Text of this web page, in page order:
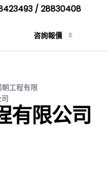
/ 28830408
咨詢報價
有限公司